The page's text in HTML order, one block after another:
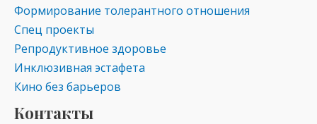
Формирование толерантного отношения
Спец проекты
Репродуктивное здоровье
Инклюзивная эстафета
Кино без барьеров
Контакты